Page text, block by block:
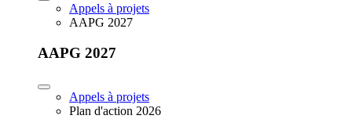
Appels à projets
AAPG 2027
AAPG 2027
Appels à projets
Plan d'action 2026